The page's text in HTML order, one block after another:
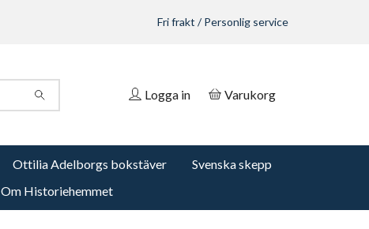
Fri frakt / Personlig service
Logga in Varukorg
Ottilia Adelborgs bokstäver
Svenska skepp
Om Historiehemmet